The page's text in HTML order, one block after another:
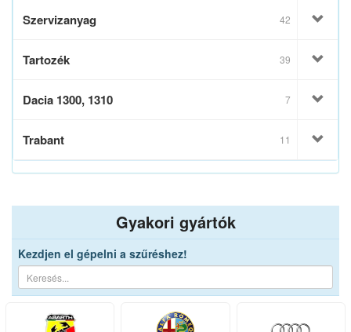
Szervizanyag 42
Tartozék 39
Dacia 1300, 1310 7
Trabant 11
Gyakori gyártók
Kezdjen el gépelni a szűréshez!